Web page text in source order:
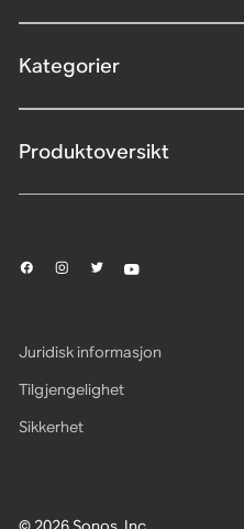
Kategorier
Produktoversikt
Juridisk informasjon
Tilgjengelighet
Sikkerhet